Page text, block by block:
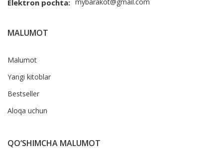
Elektron pochta:
MALUMOT
Malumot
Yangi kitoblar
Bestseller
Aloqa uchun
QO‘SHIMCHA MALUMOT